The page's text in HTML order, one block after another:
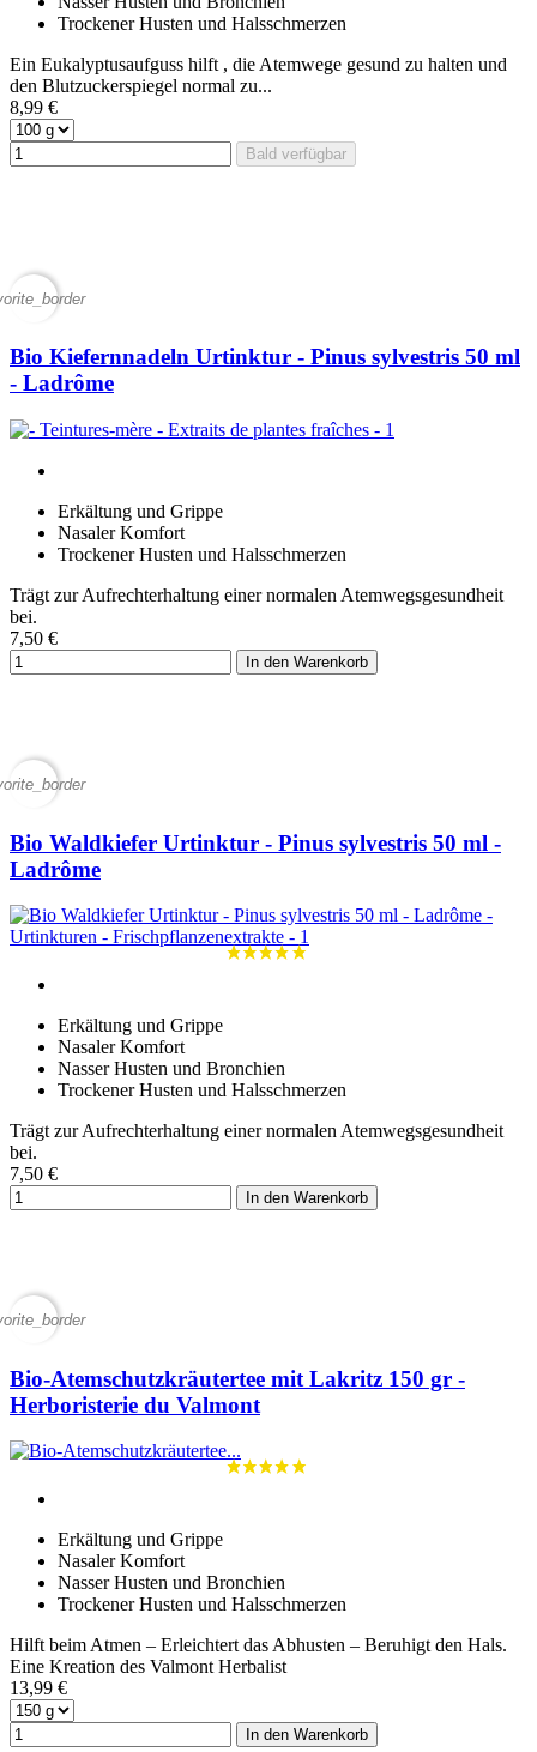
Trockener Husten und Halsschmerzen
Ein Eukalyptusaufguss hilft , die Atemwege gesund zu halten und
den Blutzuckerspiegel normal zu...
8,99 €
Bald verfügbar
Bio Kiefernnadeln Urtinktur - Pinus sylvestris 50 ml
- Ladrôme
Erkältung und Grippe
Nasaler Komfort
Trockener Husten und Halsschmerzen
Trägt zur Aufrechterhaltung einer normalen Atemwegsgesundheit
bei.
7,50 €
In den Warenkorb
Bio Waldkiefer Urtinktur - Pinus sylvestris 50 ml -
Ladrôme
Erkältung und Grippe
Nasaler Komfort
Nasser Husten und Bronchien
Trockener Husten und Halsschmerzen
Trägt zur Aufrechterhaltung einer normalen Atemwegsgesundheit
bei.
7,50 €
In den Warenkorb
Bio-Atemschutzkräutertee mit Lakritz 150 gr -
Herboristerie du Valmont
Erkältung und Grippe
Nasaler Komfort
Nasser Husten und Bronchien
Trockener Husten und Halsschmerzen
Hilft beim Atmen – Erleichtert das Abhusten – Beruhigt den Hals.
Eine Kreation des Valmont Herbalist
13,99 €
In den Warenkorb